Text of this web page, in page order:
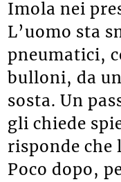
Imola nei
L’uomo sta
pneumatici,
bulloni, da
sosta. Un
gli chiede
risponde che
Poco dopo,